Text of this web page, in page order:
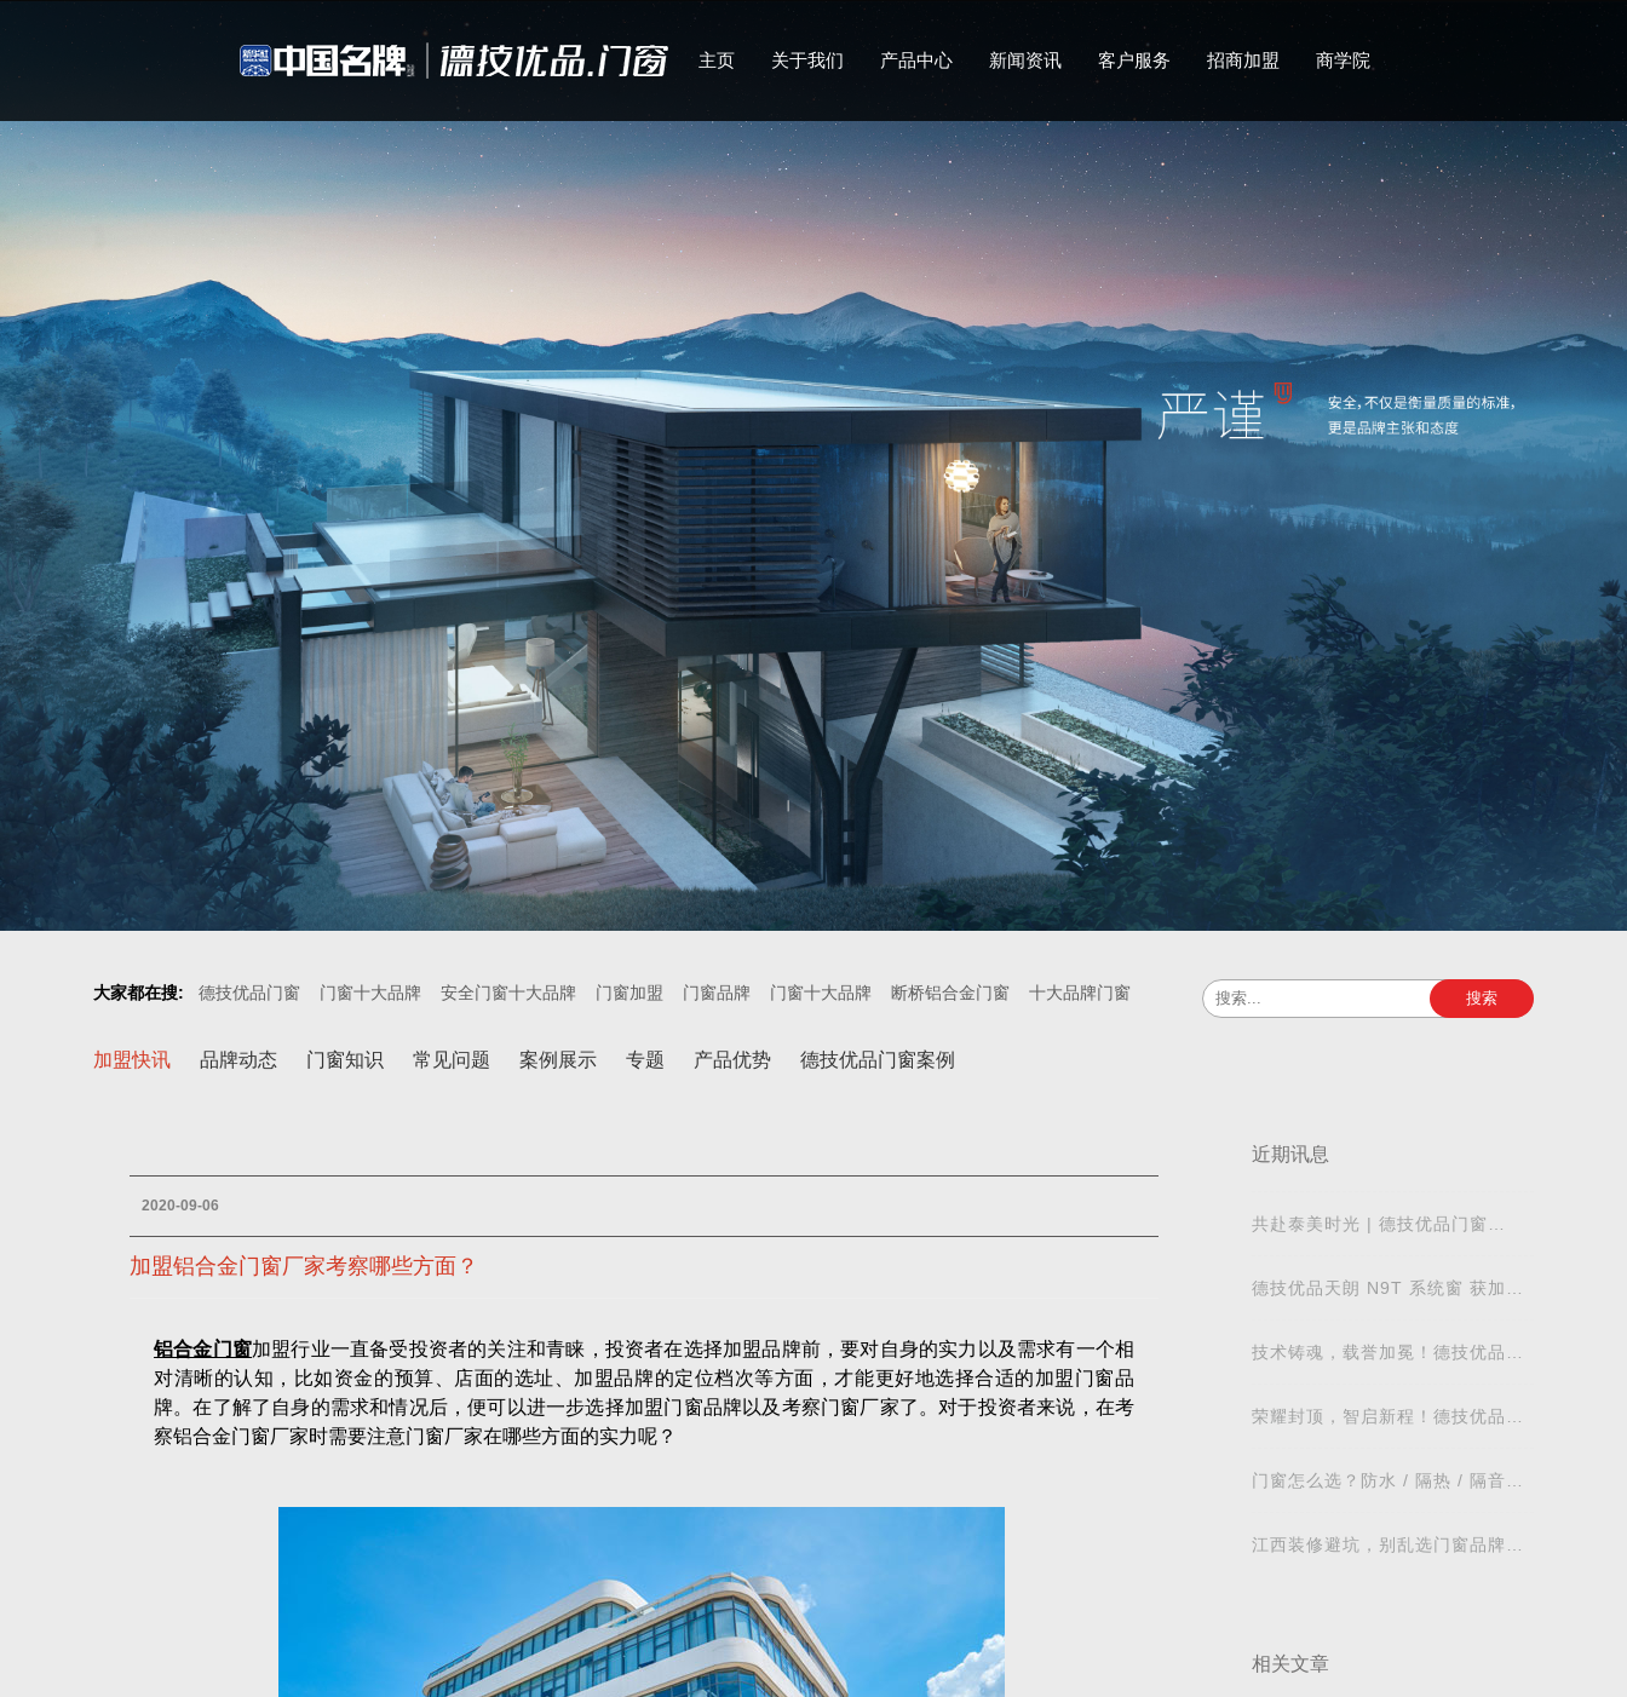
主页 关于我们 产品中心 新闻资讯 客户服务 招商加盟 商学院
大家都在搜: 德技优品门窗 门窗十大品牌 安全门窗十大品牌 门窗加盟 门窗品牌 门窗十大品牌 断桥铝合金门窗 十大品牌门窗 搜索
加盟快讯 品牌动态 门窗知识 常见问题 案例展示 专题 产品优势 德技优品门窗案例
2020-09-06
加盟铝合金门窗厂家考察哪些方面？
铝合金门窗加盟行业一直备受投资者的关注和青睐，投资者在选择加盟品牌前，要对自身的实力以及需求有一个相
对清晰的认知，比如资金的预算、店面的选址、加盟品牌的定位档次等方面，才能更好地选择合适的加盟门窗品
牌。在了解了自身的需求和情况后，便可以进一步选择加盟门窗品牌以及考察门窗厂家了。对于投资者来说，在考
察铝合金门窗厂家时需要注意门窗厂家在哪些方面的实力呢？
近期讯息
共赴泰美时光 | 德技优品门窗
德技优品天朗 N9T 系统窗 获加拿
技术铸魂，载誉加冕！德技优品门
荣耀封顶，智启新程！德技优品门
标杆
门窗怎么选？防水 / 隔热 / 隔音需
业
江西装修避坑，别乱选门窗品牌，
相关文章